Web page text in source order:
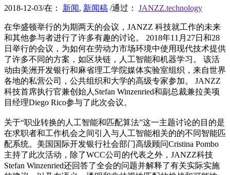
2018-12-03/在： 新闻, 新闻稿 /通过： JANZZ.technology
在华盛顿举行的为期两天的会议，JANZZ 科技就工作的未来
和其他参与者进行了许多有趣的讨论。 2018年11月27日和28
日举行的会议，为如何在劳动力市场环境中使用现代技术提供
了许多不同的方案，如区块链，人工智能和机器学习。 该活
动由美洲开发银行和麻省理工学院媒体实验室组织，来自世界
各地的私营公司，公共组织和大学的高级专家参加。 JANZZ
科技首席执行官兼创始人Stefan Winzenried和副总裁兼拉美项
目经理Diego Rico参与了此次会议。
关于“职业转换的人工智能和匹配算法”这一主题讨论的目的是
在求职者和工作机会之间引入与人工智能相关的的不同智能匹
配系统。美国国际开发银行社会部门高级顾问Cristina Pombo
主持了此次活动，除了WCC公司的代表之外，JANZZ科技
Stefan Winzenried还回答了全会的问题并解释了有关实际实施